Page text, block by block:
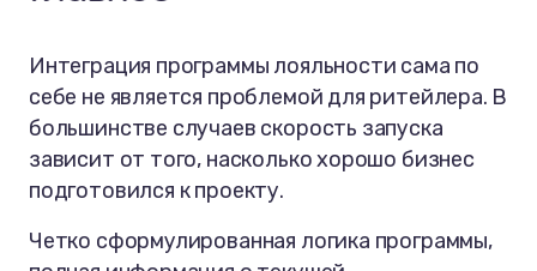
Интеграция программы лояльности сама по
себе не является проблемой для ритейлера. В
большинстве случаев скорость запуска
зависит от того, насколько хорошо бизнес
подготовился к проекту.
Четко сформулированная логика программы,